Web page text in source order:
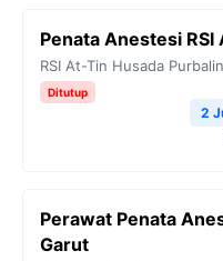
Penata Anestesi
RSI At-Tin Husada
Ditutup
2
Perawat Penata
Garut